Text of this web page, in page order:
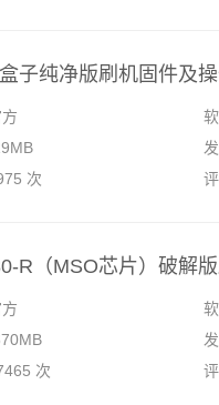
子纯净版刷机固件及操
次
R（MSO芯片）破解
次